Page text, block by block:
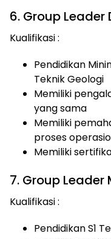
6. Group Leader
Kualifikasi :
Pendidikan
Teknik Geologi
Memiliki
yang sama
Memiliki
proses
Memiliki
7. Group
Kualifikasi :
Pendidikan S1